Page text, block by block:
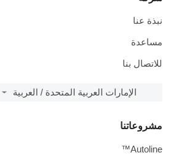
العربية المتحدة / العربية